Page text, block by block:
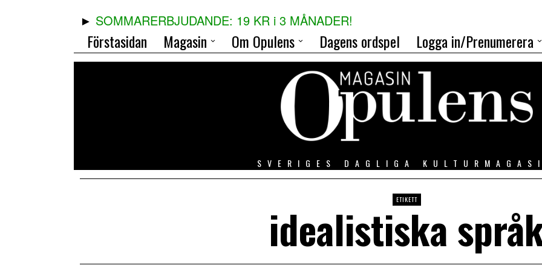
SOMMARERBJUDANDE: 19 KR i 3 MÅNADER!
Förstasidan Magasin Om Opulens Dagens ordspel Logga in/Prenumerera
SVERIGES DAGLIGA
ETIKETT
idealistiska